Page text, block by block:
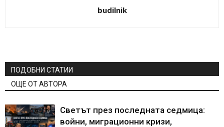
budilnik
ПОДОБНИ СТАТИИ
ОЩЕ ОТ АВТОРА
Светът през последната седмица:
войни, миграционни кризи,